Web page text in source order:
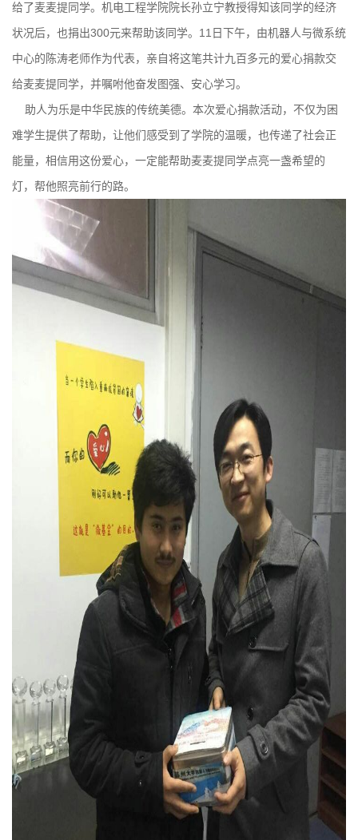
给了麦麦提同学。机电工程学院院长孙立宁教授得知该同学的经济
状况后，也捐出300元来帮助该同学。11日下午，由机器人与微系统
中心的陈涛老师作为代表，亲自将这笔共计九百多元的爱心捐款交
给麦麦提同学，并嘱咐他奋发图强、安心学习。
助人为乐是中华民族的传统美德。本次爱心捐款活动，不仅为困
难学生提供了帮助，让他们感受到了学院的温暖，也传递了社会正
能量，相信用这份爱心，一定能帮助麦麦提同学点亮一盏希望的
灯，帮他照亮前行的路。